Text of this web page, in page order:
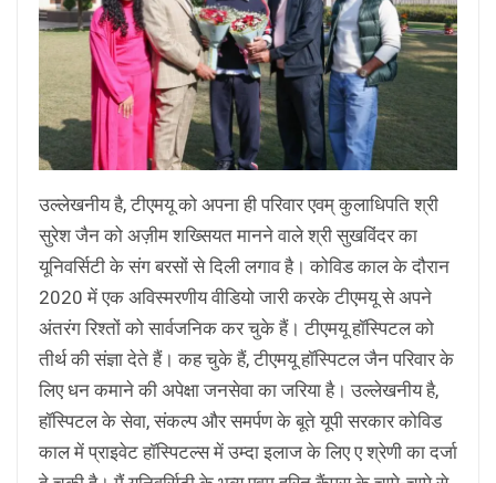
उल्लेखनीय है, टीएमयू को अपना ही परिवार एवम् कुलाधिपति श्री
सुरेश जैन को अज़ीम शख्सियत मानने वाले श्री सुखविंदर का
यूनिवर्सिटी के संग बरसों से दिली लगाव है। कोविड काल के दौरान
2020 में एक अविस्मरणीय वीडियो जारी करके टीएमयू से अपने
अंतरंग रिश्तों को सार्वजनिक कर चुके हैं। टीएमयू हॉस्पिटल को
तीर्थ की संज्ञा देते हैं। कह चुके हैं, टीएमयू हॉस्पिटल जैन परिवार के
लिए धन कमाने की अपेक्षा जनसेवा का जरिया है। उल्लेखनीय है,
हॉस्पिटल के सेवा, संकल्प और समर्पण के बूते यूपी सरकार कोविड
काल में प्राइवेट हॉस्पिटल्स में उम्दा इलाज के लिए ए श्रेणी का दर्जा